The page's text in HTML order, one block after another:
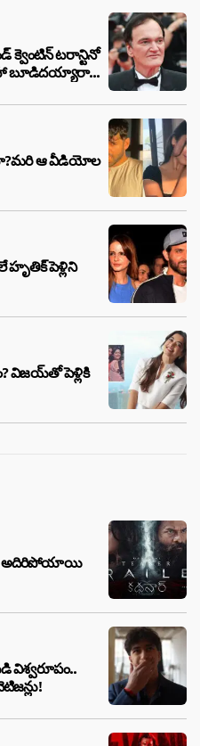
క్వెంటిన్ టరాన్టినో
బూడిదయ్యారా?
ఆ వీడియోల
హృతిక్ పెళ్లిని
విజయ్‌తో పెళ్లికి
అదిరిపోయాయి